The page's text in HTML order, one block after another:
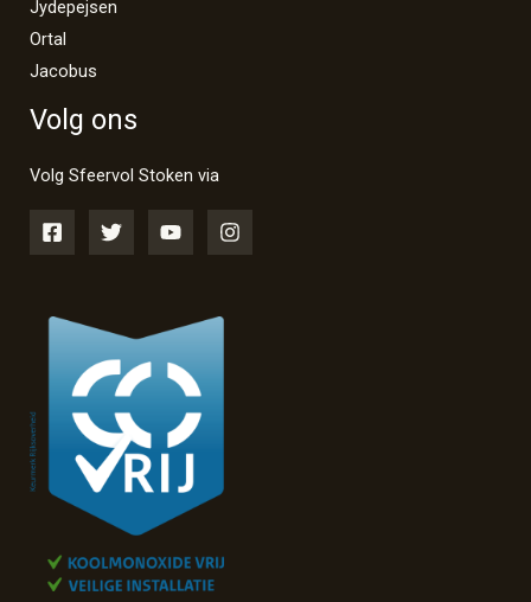
Jydepejsen
Ortal
Jacobus
Volg ons
Volg Sfeervol Stoken via